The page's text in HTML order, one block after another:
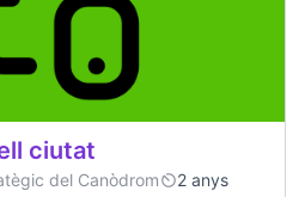
ciutat
del Canòdrom
2 anys